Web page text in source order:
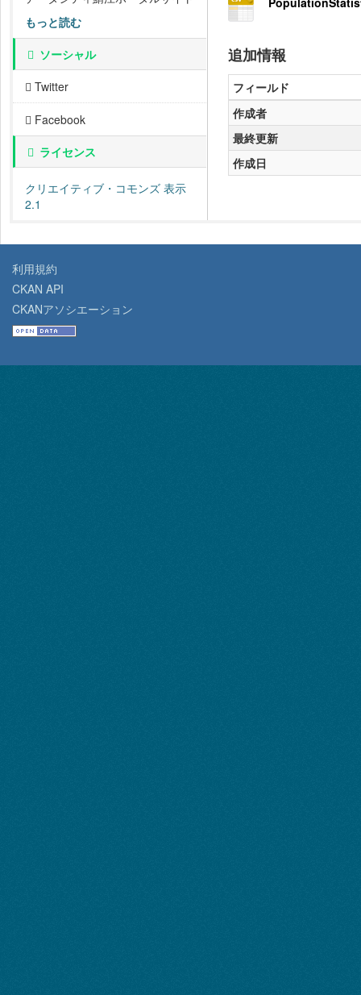
もっと読む
ソーシャル
Twitter
Facebook
ライセンス
クリエイティブ・コモンズ 表示
2.1
追加情報
フィールド
作成者
最終更新
作成日
利用規約
CKAN API
CKANアソシエーション